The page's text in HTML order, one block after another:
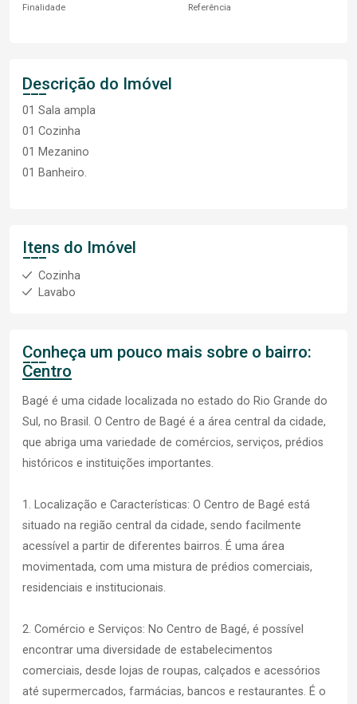
Finalidade Referência
Descrição do Imóvel
01 Sala ampla
01 Cozinha
01 Mezanino
01 Banheiro.
Itens do Imóvel
Cozinha
Lavabo
Conheça um pouco mais sobre o bairro:
Centro
Bagé é uma cidade localizada no estado do Rio Grande do
Sul, no Brasil. O Centro de Bagé é a área central da cidade,
que abriga uma variedade de comércios, serviços, prédios
históricos e instituições importantes.
1. Localização e Características: O Centro de Bagé está
situado na região central da cidade, sendo facilmente
acessível a partir de diferentes bairros. É uma área
movimentada, com uma mistura de prédios comerciais,
residenciais e institucionais.
2. Comércio e Serviços: No Centro de Bagé, é possível
encontrar uma diversidade de estabelecimentos
comerciais, desde lojas de roupas, calçados e acessórios
até supermercados, farmácias, bancos e restaurantes. É o